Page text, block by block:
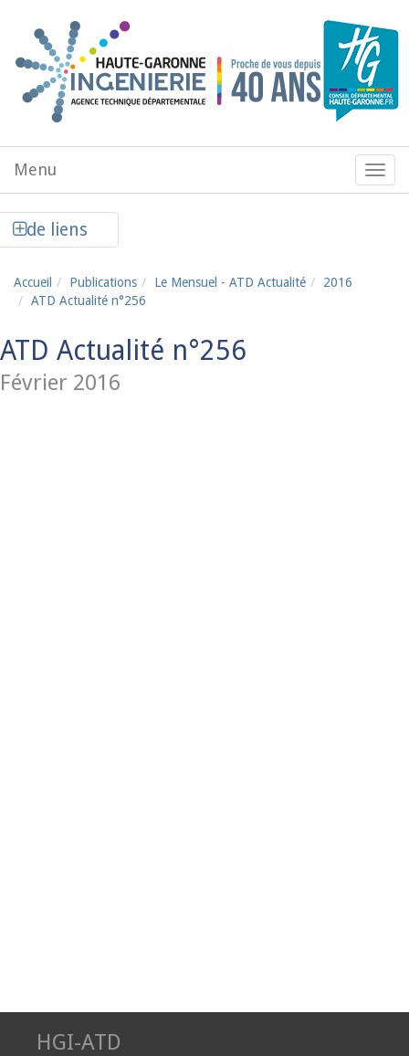
Menu
de
Menu
de liens
Accueil Publications Le Mensuel - ATD Actualité
2016
ATD Actualité n°256
ATD Actualité n°256
Février 2016
HGI-ATD